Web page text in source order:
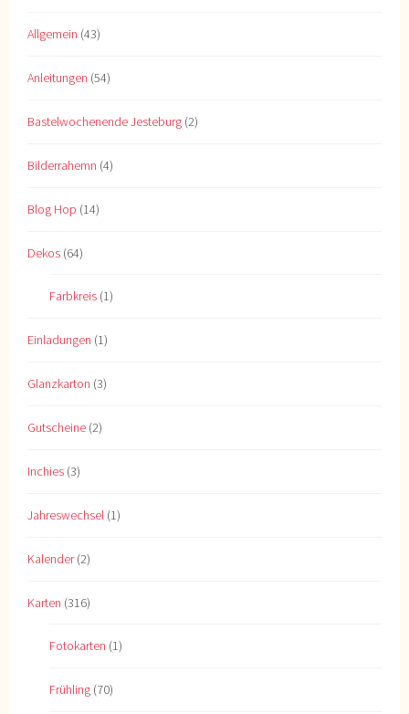
Allgemein (43)
Anleitungen (54)
Bastelwochenende Jesteburg (2)
Bilderrahemn (4)
Blog Hop (14)
Dekos (64)
Farbkreis (1)
Einladungen (1)
Glanzkarton (3)
Gutscheine (2)
Inchies (3)
Jahreswechsel (1)
Kalender(2)
Karten (316)
Fotokarten (1)
Frühling (70)